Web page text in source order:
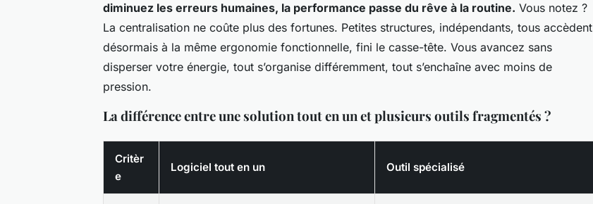
diminuez les erreurs humaines, la performance passe du rêve à la routine. Vous notez ?
La centralisation ne coûte plus des fortunes. Petites structures, indépendants, tous accèdent
désormais à la même ergonomie fonctionnelle, fini le casse-tête. Vous avancez sans
disperser votre énergie, tout s’organise différemment, tout s’enchaîne avec moins de
pression.
La différence entre une solution tout en un et plusieurs outils fragmentés ?
Critèr
e
Logiciel tout en un Outil spécialisé